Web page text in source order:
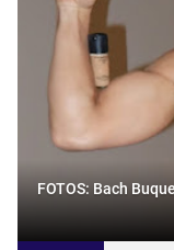
FOTOS: Bach